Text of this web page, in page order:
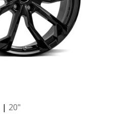
| 20"